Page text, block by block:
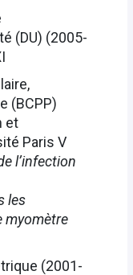
(DU) (2005-
(BCPP)
et
Paris V
l’infection
les
myomètre
(2001-